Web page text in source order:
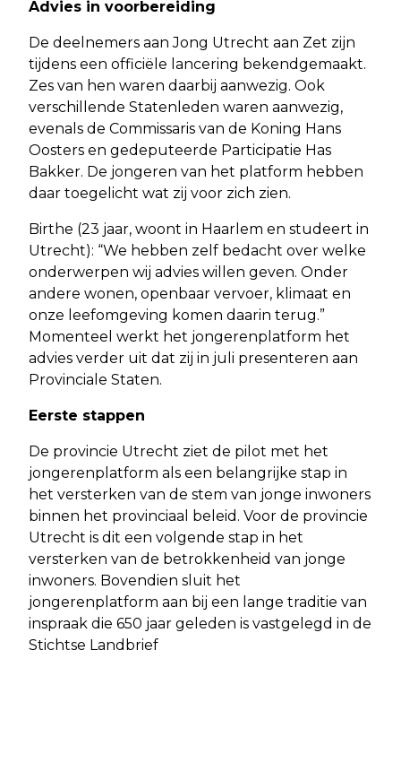
Advies in voorbereiding
De deelnemers aan Jong Utrecht aan Zet zijn
tijdens een officiële lancering bekendgemaakt.
Zes van hen waren daarbij aanwezig. Ook
verschillende Statenleden waren aanwezig,
evenals de Commissaris van de Koning Hans
Oosters en gedeputeerde Participatie Has
Bakker. De jongeren van het platform hebben
daar toegelicht wat zij voor zich zien.
Birthe (23 jaar, woont in Haarlem en studeert in
Utrecht): “We hebben zelf bedacht over welke
onderwerpen wij advies willen geven. Onder
andere wonen, openbaar vervoer, klimaat en
onze leefomgeving komen daarin terug.”
Momenteel werkt het jongerenplatform het
advies verder uit dat zij in juli presenteren aan
Provinciale Staten.
Eerste stappen
De provincie Utrecht ziet de pilot met het
jongerenplatform als een belangrijke stap in
het versterken van de stem van jonge inwoners
binnen het provinciaal beleid. Voor de provincie
Utrecht is dit een volgende stap in het
versterken van de betrokkenheid van jonge
inwoners. Bovendien sluit het
jongerenplatform aan bij een lange traditie van
inspraak die 650 jaar geleden is vastgelegd in de
Stichtse Landbrief